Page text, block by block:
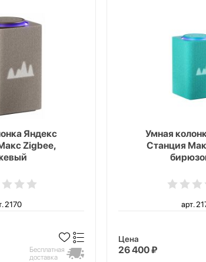
Яндекс
Zigbee,
2170
Бесплатная
доставка
Умная
Станция
арт.
Цена
26 400 ₽